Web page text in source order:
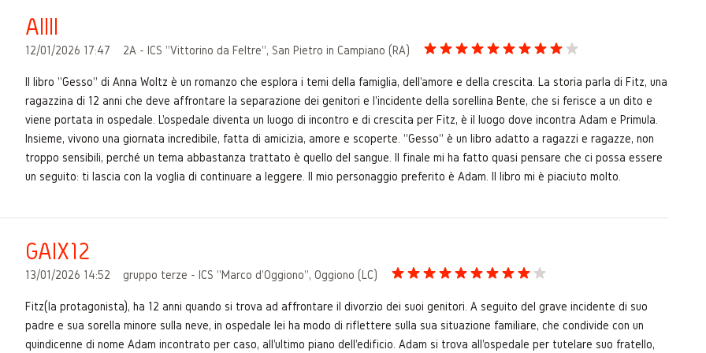
Allll
12/01/2026 17:47 2A - ICS "Vittorino da Feltre", San Pietro in Campiano (RA)
Il libro "Gesso" di Anna Woltz è un romanzo che esplora i temi della famiglia, dell'amore e della crescita. La storia parla di Fitz, una
ragazzina di 12 anni che deve affrontare la separazione dei genitori e l'incidente della sorellina Bente, che si ferisce a un dito e
viene portata in ospedale. L'ospedale diventa un luogo di incontro e di crescita per Fitz, è il luogo dove incontra Adam e Primula.
Insieme, vivono una giornata incredibile, fatta di amicizia, amore e scoperte. "Gesso" è un libro adatto a ragazzi e ragazze, non
troppo sensibili, perché un tema abbastanza trattato è quello del sangue. Il finale mi ha fatto quasi pensare che ci possa essere
un seguito: ti lascia con la voglia di continuare a leggere. Il mio personaggio preferito è Adam. Il libro mi è piaciuto molto.
GAIX12
13/01/2026 14:52 gruppo terze - ICS "Marco d'Oggiono", Oggiono (LC)
Fitz(la protagonista), ha 12 anni quando si trova ad affrontare il divorzio dei suoi genitori. A seguito del grave incidente di suo
padre e sua sorella minore sulla neve, in ospedale lei ha modo di riflettere sulla sua situazione familiare, che condivide con un
quindicenne di nome Adam incontrato per caso, all'ultimo piano dell'edificio. Adam si trova all'ospedale per tutelare suo fratello,